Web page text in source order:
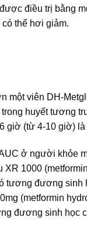
điều trị bằng
thể hơi giảm.
một viên DH-
trong huyết tương
giờ (từ 4-10 giờ) là
ở người khỏe
XR 1000
tương đương sinh
(metformin
đương sinh học